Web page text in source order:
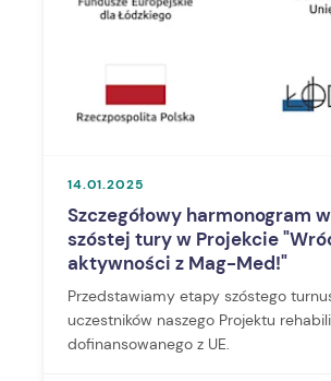
14.01.2025
Szczegółowy harmonogram
szóstej tury w Projekcie
aktywności z Mag-Med!"
Przedstawiamy etapy szóstego
uczestników naszego Projektu
dofinansowanego z UE.